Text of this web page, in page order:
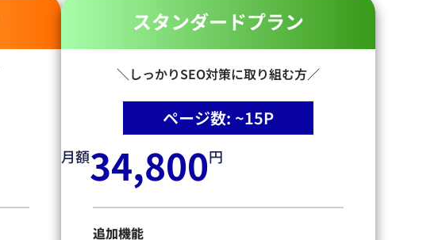
スタンダードプラン
＼しっかりSEO対策に取り組む方／
ページ数: ~15P
月額34,800円
追加機能